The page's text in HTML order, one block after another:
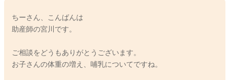
ちーさん、こんばんは
助産師の宮川です。
ご相談をどうもありがとうございます。
お子さんの体重の増え、哺乳についてですね。